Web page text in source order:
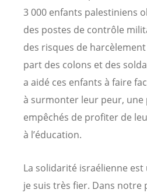
3 000 enfants palestiniens
des postes de contrôle
des risques de
part des colons et des
a aidé ces enfants à faire
à surmonter leur peur, une
empêchés de profiter de
à l’éducation.
La solidarité israélienne
je suis très fier. Dans notre